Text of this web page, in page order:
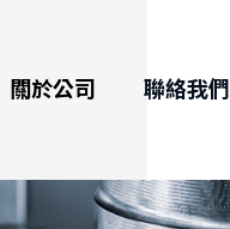
及應用
及應用
關於公司
程碑
聯絡我們